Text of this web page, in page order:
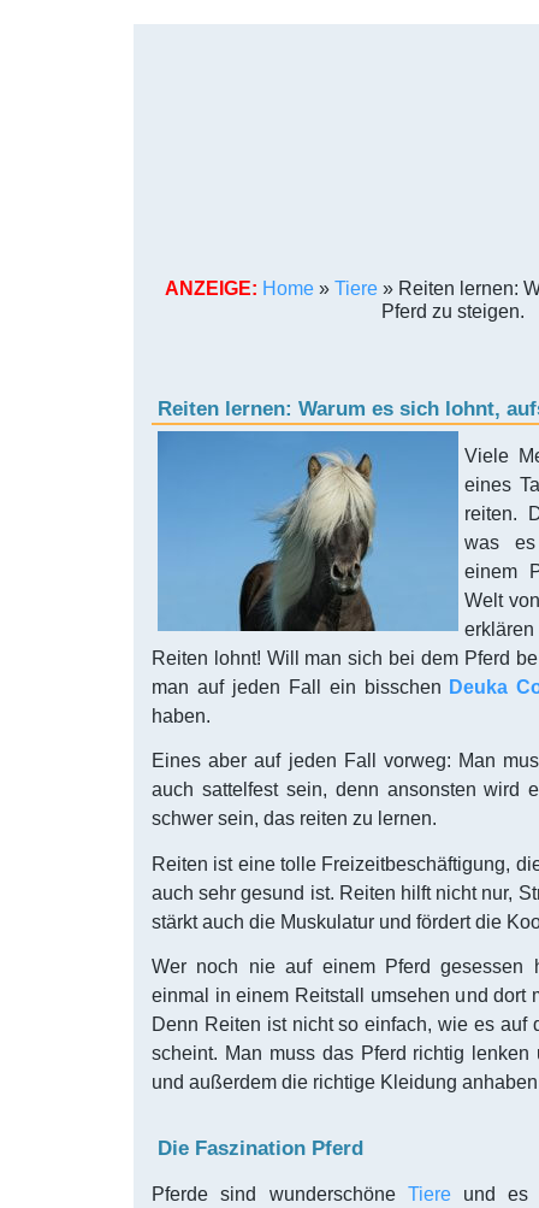
ANZEIGE: Home» Tiere» Reiten lernen:
Pferd zu steigen.
Reiten lernen: Warum es sich lohnt,
Viele
eines
reiten.
was
einem
Welt
Reiten lohnt! Will man sich bei dem Pferd
man auf jeden Fall ein bisschen Deuka
haben.
Eines aber auf jeden Fall vorweg: Man
auch sattelfest sein, denn ansonsten wird
schwer sein, das reiten zu lernen.
Reiten ist eine tolle Freizeitbeschäftigung,
auch sehr gesund ist. Reiten hilft nicht nur,
stärkt auch die Muskulatur und fördert die
Wer noch nie auf einem Pferd gesessen
einmal in einem Reitstall umsehen und dort
Denn Reiten ist nicht so einfach, wie es auf
scheint. Man muss das Pferd richtig lenken
und außerdem die richtige Kleidung
Die Faszination Pferd
Pferde sind wunderschöne Tiereund es